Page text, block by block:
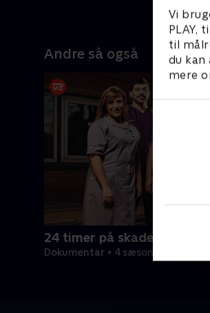
Vi
PLAY,
til
du kan
mere
Andre så også
24 timer på skadestuen
Dokumentar • 4 sæsoner